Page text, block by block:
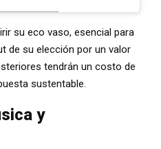
su eco vaso, esencial para
de su elección por un valor
tendrán un costo de
sustentable.
y